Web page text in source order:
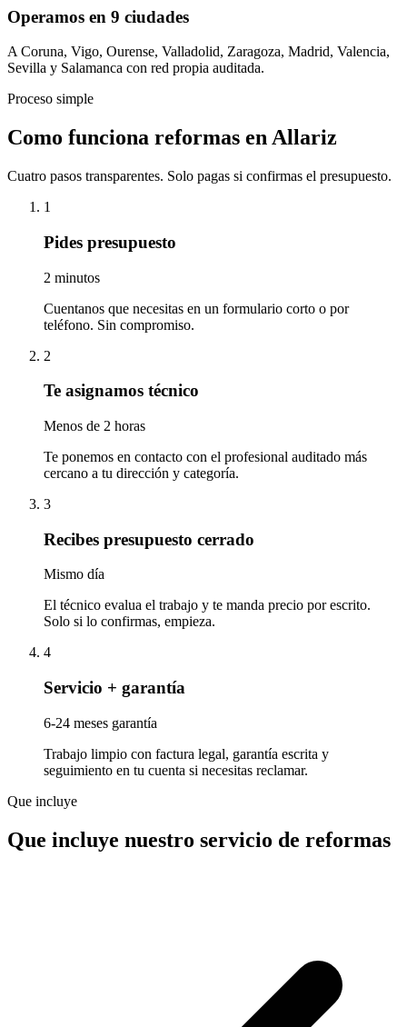
Operamos en 9 ciudades
A Coruna, Vigo, Ourense, Valladolid, Zaragoza, Madrid, Valencia,
Sevilla y Salamanca con red propia auditada.
Proceso simple
Como funciona reformas en Allariz
Cuatro pasos transparentes. Solo pagas si confirmas el presupuesto.
1
Pides presupuesto
2 minutos
Cuentanos que necesitas en un formulario corto o por
teléfono. Sin compromiso.
2
Te asignamos técnico
Menos de 2 horas
Te ponemos en contacto con el profesional auditado más
cercano a tu dirección y categoría.
3
Recibes presupuesto cerrado
Mismo día
El técnico evalua el trabajo y te manda precio por escrito.
Solo si lo confirmas, empieza.
4
Servicio + garantía
6-24 meses garantía
Trabajo limpio con factura legal, garantía escrita y
seguimiento en tu cuenta si necesitas reclamar.
Que incluye
Que incluye nuestro servicio de reformas